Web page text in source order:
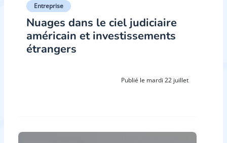
Entreprise
Nuages dans le ciel judiciaire
américain et investissements
étrangers
Publié le mardi 22 juillet